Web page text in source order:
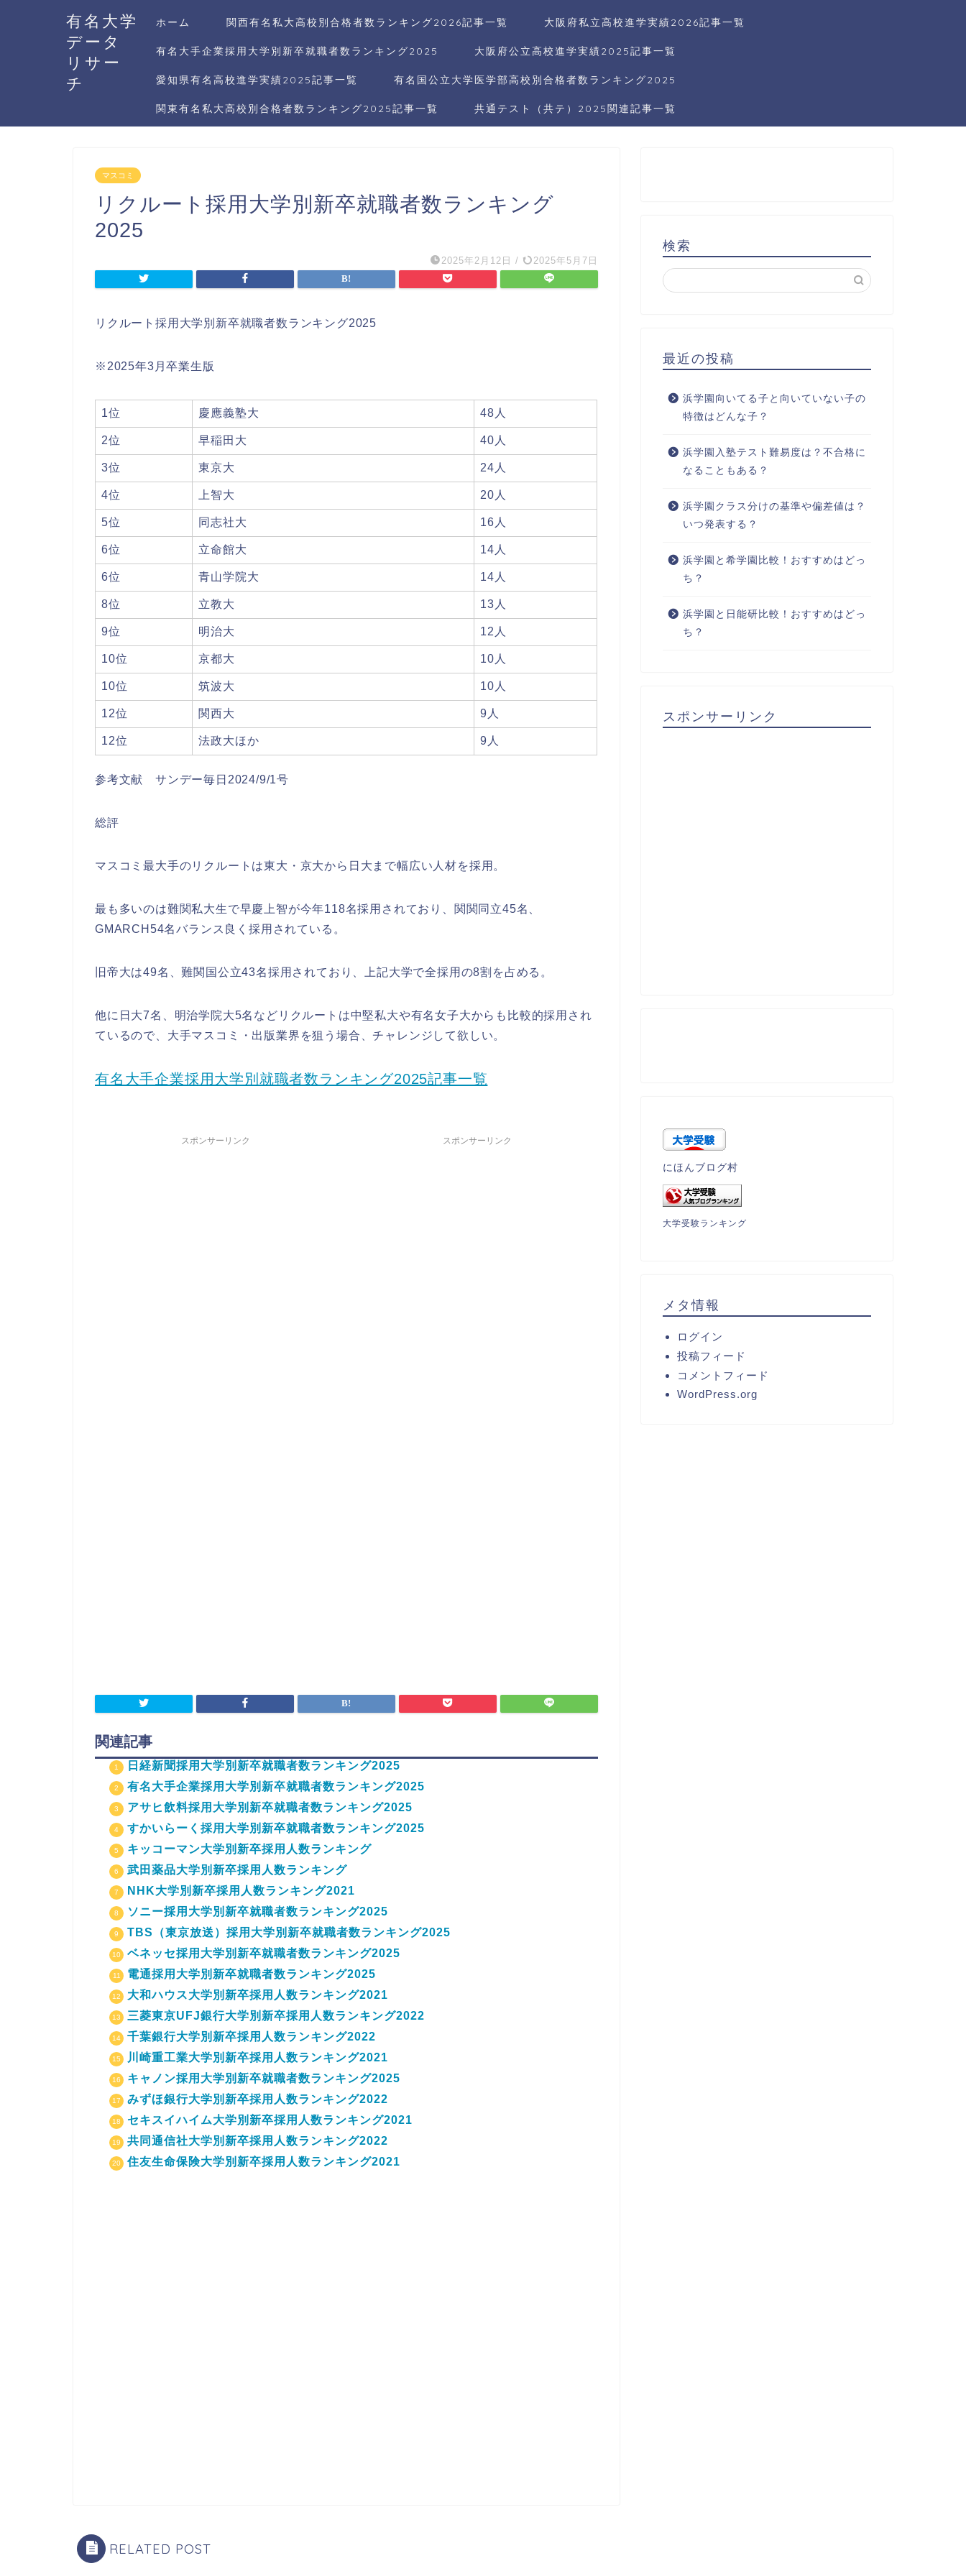
有名大学
データ
リサー
チ
ホーム 関西有名私大高校別合格者数ランキング2026記事一覧 大阪府私立高校進学実績2026記事一覧
有名大手企業採用大学別新卒就職者数ランキング2025 大阪府公立高校進学実績2025記事一覧
愛知県有名高校進学実績2025記事一覧 有名国公立大学医学部高校別合格者数ランキング2025
関東有名私大高校別合格者数ランキング2025記事一覧 共通テスト（共テ）2025関連記事一覧
マスコミ
リクルート採用大学別新卒就職者数ランキング
2025
2025年2月12日 / 2025年5月7日
リクルート採用大学別新卒就職者数ランキング2025
※2025年3月卒業生版
1位 慶應義塾大 48人
2位 早稲田大 40人
3位 東京大 24人
4位 上智大 20人
5位 同志社大 16人
6位 立命館大 14人
6位 青山学院大 14人
8位 立教大 13人
9位 明治大 12人
10位 京都大 10人
10位 筑波大 10人
12位 関西大 9人
12位 法政大ほか 9人
参考文献 サンデー毎日2024/9/1号
総評
マスコミ最大手のリクルートは東大・京大から日大まで幅広い人材を採用。
最も多いのは難関私大生で早慶上智が今年118名採用されており、関関同立45名、
GMARCH54名バランス良く採用されている。
旧帝大は49名、難関国公立43名採用されており、上記大学で全採用の8割を占める。
他に日大7名、明治学院大5名などリクルートは中堅私大や有名女子大からも比較的採用され
ているので、大手マスコミ・出版業界を狙う場合、チャレンジして欲しい。
有名大手企業採用大学別就職者数ランキング2025記事一覧
スポンサーリンク スポンサーリンク
関連記事
日経新聞採用大学別新卒就職者数ランキング2025
有名大手企業採用大学別新卒就職者数ランキング2025
アサヒ飲料採用大学別新卒就職者数ランキング2025
すかいらーく採用大学別新卒就職者数ランキング2025
キッコーマン大学別新卒採用人数ランキング
武田薬品大学別新卒採用人数ランキング
NHK大学別新卒採用人数ランキング2021
ソニー採用大学別新卒就職者数ランキング2025
TBS（東京放送）採用大学別新卒就職者数ランキング2025
ベネッセ採用大学別新卒就職者数ランキング2025
電通採用大学別新卒就職者数ランキング2025
大和ハウス大学別新卒採用人数ランキング2021
三菱東京UFJ銀行大学別新卒採用人数ランキング2022
千葉銀行大学別新卒採用人数ランキング2022
川崎重工業大学別新卒採用人数ランキング2021
キャノン採用大学別新卒就職者数ランキング2025
みずほ銀行大学別新卒採用人数ランキング2022
セキスイハイム大学別新卒採用人数ランキング2021
共同通信社大学別新卒採用人数ランキング2022
住友生命保険大学別新卒採用人数ランキング2021
RELATED POST
検索
最近の投稿
浜学園向いてる子と向いていない子の
特徴はどんな子？
浜学園入塾テスト難易度は？不合格に
なることもある？
浜学園クラス分けの基準や偏差値は？
いつ発表する？
浜学園と希学園比較！おすすめはどっ
ち？
浜学園と日能研比較！おすすめはどっ
ち？
スポンサーリンク
にほんブログ村
大学受験ランキング
メタ情報
ログイン
投稿フィード
コメントフィード
WordPress.org